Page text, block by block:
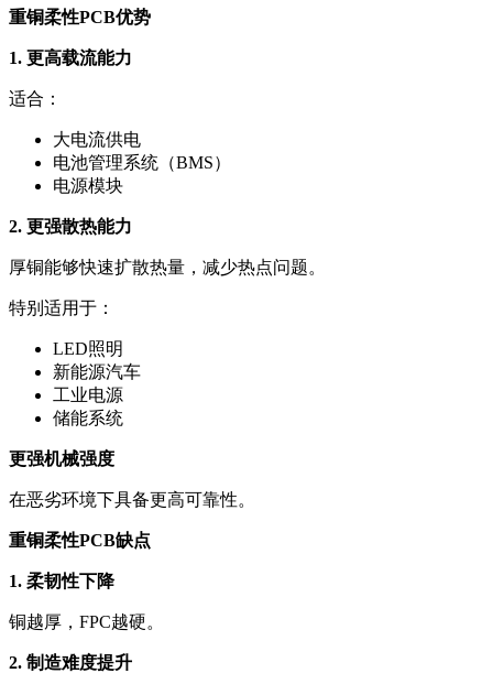
重铜柔性PCB优势
1. 更高载流能力
适合：
大电流供电
电池管理系统（BMS）
电源模块
2. 更强散热能力
厚铜能够快速扩散热量，减少热点问题。
特别适用于：
LED照明
新能源汽车
工业电源
储能系统
更强机械强度
在恶劣环境下具备更高可靠性。
重铜柔性PCB缺点
1. 柔韧性下降
铜越厚，FPC越硬。
2. 制造难度提升